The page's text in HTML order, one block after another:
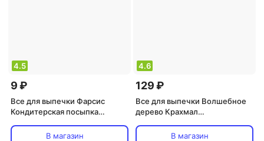
4.5
9 ₽
Все для выпечки Фарсис
Кондитерская посыпка
В магазин
4.6
129 ₽
Все для выпечки Волшебное
дерево Крахмал
В магазин